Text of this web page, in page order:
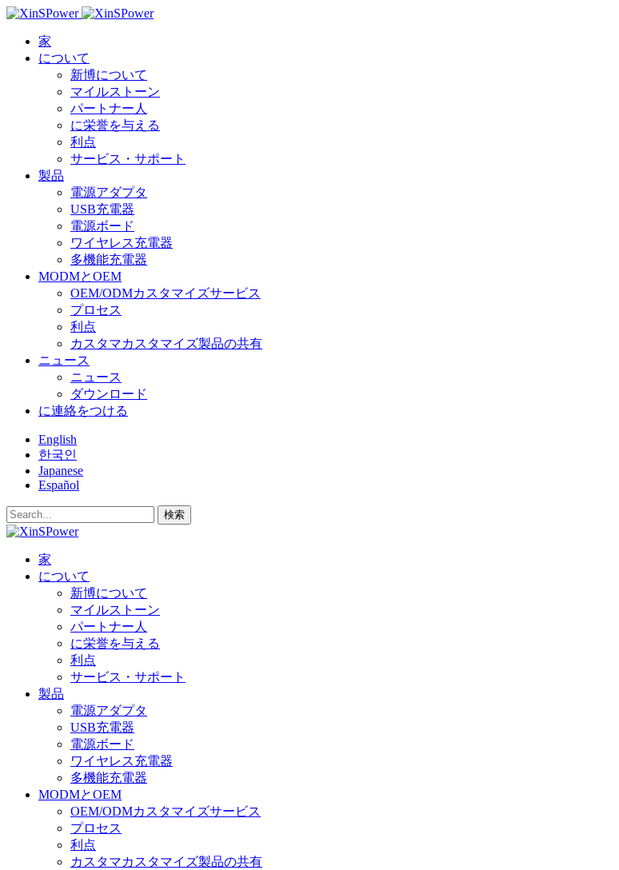
家
について
新博について
マイルストーン
パートナー人
に栄誉を与える
利点
サービス・サポート
製品
電源アダプタ
USB充電器
電源ボード
ワイヤレス充電器
多機能充電器
MODMとOEM
OEM/ODMカスタマイズサービス
プロセス
利点
カスタマカスタマイズ製品の共有
ニュース
ニュース
ダウンロード
に連絡をつける
English
한국인
Japanese
Español
検索
家
について
新博について
マイルストーン
パートナー人
に栄誉を与える
利点
サービス・サポート
製品
電源アダプタ
USB充電器
電源ボード
ワイヤレス充電器
多機能充電器
MODMとOEM
OEM/ODMカスタマイズサービス
プロセス
利点
カスタマカスタマイズ製品の共有